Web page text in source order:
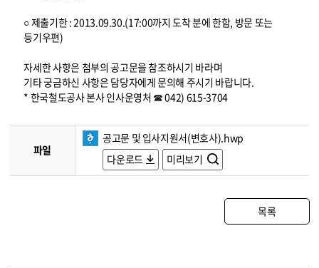
○ 제출기한 : 2013.09.30.(17:00까지 도착 분에 한함, 방문 또는
등기우편)
자세한 사항은 첨부의 공고문을 참조하시기 바라며
기타 궁금하신 사항은 담당자에게 문의해 주시기 바랍니다.
* 한국철도공사 본사 인사운영처 ☎ 042) 615-3704
파일
공고문 및 입사지원서(변호사).hwp
다운로드
미리보기
목록